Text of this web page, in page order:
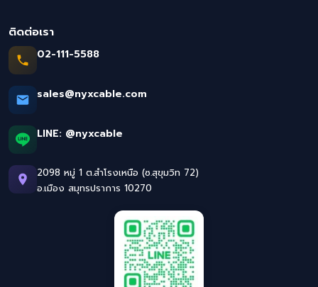
ติดต่อเรา
02-111-5588
sales@nyxcable.com
LINE: @nyxcable
2098 หมู่ 1 ต.สำโรงเหนือ (ซ.สุขุมวิท 72)
อ.เมือง สมุทรปราการ 10270